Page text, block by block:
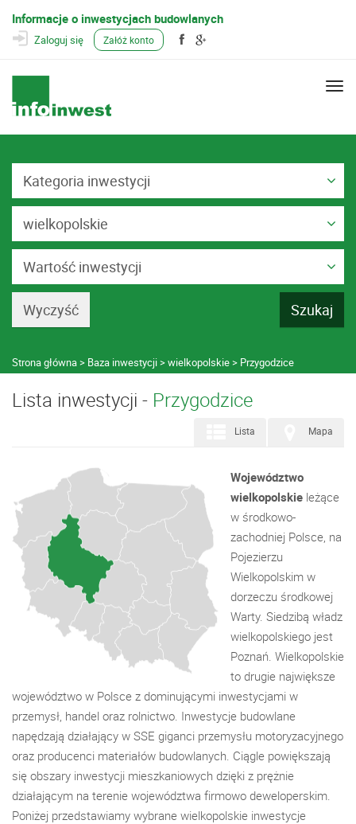
Informacje o inwestycjach budowlanych
Zaloguj się Załóż konto
Kategoria inwestycji
wielkopolskie
Wartość inwestycji
Strona główna Baza inwestycji wielkopolskie Przygodzice
Lista inwestycji - Przygodzice
Mapa
Lista
Województwo
wielkopolskie leżące
w środkowo-
zachodniej Polsce, na
Pojezierzu
Wielkopolskim w
dorzeczu środkowej
Warty. Siedzibą władz
wielkopolskiego jest
Poznań. Wielkopolskie
to drugie największe
województwo w Polsce z dominującymi inwestycjami w
przemysł, handel oraz rolnictwo. Inwestycje budowlane
napędzają działający w SSE giganci przemysłu motoryzacyjnego
oraz producenci materiałów budowlanych. Ciągle powiększają
się obszary inwestycji mieszkaniowych dzięki z prężnie
działającym na terenie województwa firmowo deweloperskim.
Poniżej przedstawiamy wybrane wielkopolskie inwestycje